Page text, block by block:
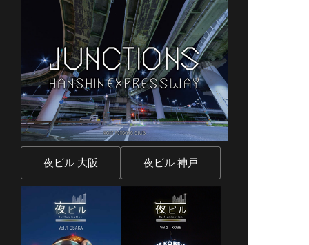
夜ビル 大阪 夜ビル 神戸